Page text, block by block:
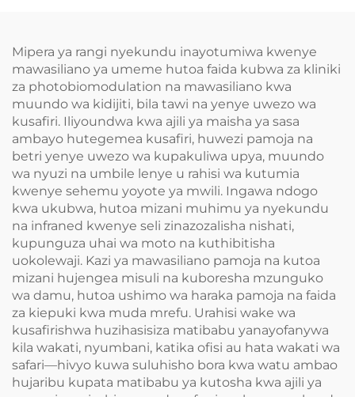
Mipera ya rangi nyekundu inayotumiwa kwenye
mawasiliano ya umeme hutoa faida kubwa za kliniki
za photobiomodulation na mawasiliano kwa
muundo wa kidijiti, bila tawi na yenye uwezo wa
kusafiri. Iliyoundwa kwa ajili ya maisha ya sasa
ambayo hutegemea kusafiri, huwezi pamoja na
betri yenye uwezo wa kupakuliwa upya, muundo
wa nyuzi na umbile lenye u rahisi wa kutumia
kwenye sehemu yoyote ya mwili. Ingawa ndogo
kwa ukubwa, hutoa mizani muhimu ya nyekundu
na infraned kwenye seli zinazozalisha nishati,
kupunguza uhai wa moto na kuthibitisha
uokolewaji. Kazi ya mawasiliano pamoja na kutoa
mizani hujengea misuli na kuboresha mzunguko
wa damu, hutoa ushimo wa haraka pamoja na faida
za kiepuki kwa muda mrefu. Urahisi wake wa
kusafirishwa huzihasisiza matibabu yanayofanywa
kila wakati, nyumbani, katika ofisi au hata wakati wa
safari—hivyo kuwa suluhisho bora kwa watu ambao
hujaribu kupata matibabu ya kutosha kwa ajili ya